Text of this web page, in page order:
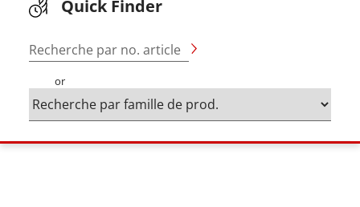
Quick Finder
Recherche par no. article
or